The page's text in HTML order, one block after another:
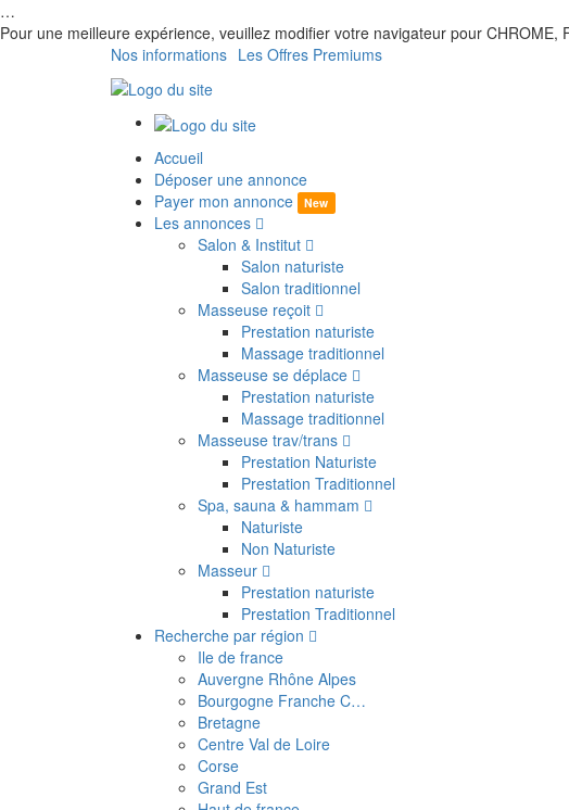
…
Pour une meilleure expérience, veuillez modifier votre navigateur pour CHROME,
Nos informations Les Offres Premiums
Accueil
Déposer une annonce
Payer mon annonce
New
Les annonces
Salon & Institut
Salon naturiste
Salon traditionnel
Masseuse reçoit
Prestation naturiste
Massage traditionnel
Masseuse se déplace
Prestation naturiste
Massage traditionnel
Masseuse trav/trans
Prestation Naturiste
Prestation Traditionnel
Spa, sauna & hammam
Naturiste
Non Naturiste
Masseur
Prestation naturiste
Prestation Traditionnel
Recherche par région
Ile de france
Auvergne Rhône Alpes
Bourgogne Franche C…
Bretagne
Centre Val de Loire
Corse
Grand Est